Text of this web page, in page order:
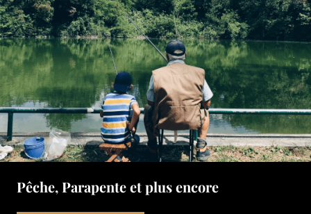
Pêche, Parapente et plus encore